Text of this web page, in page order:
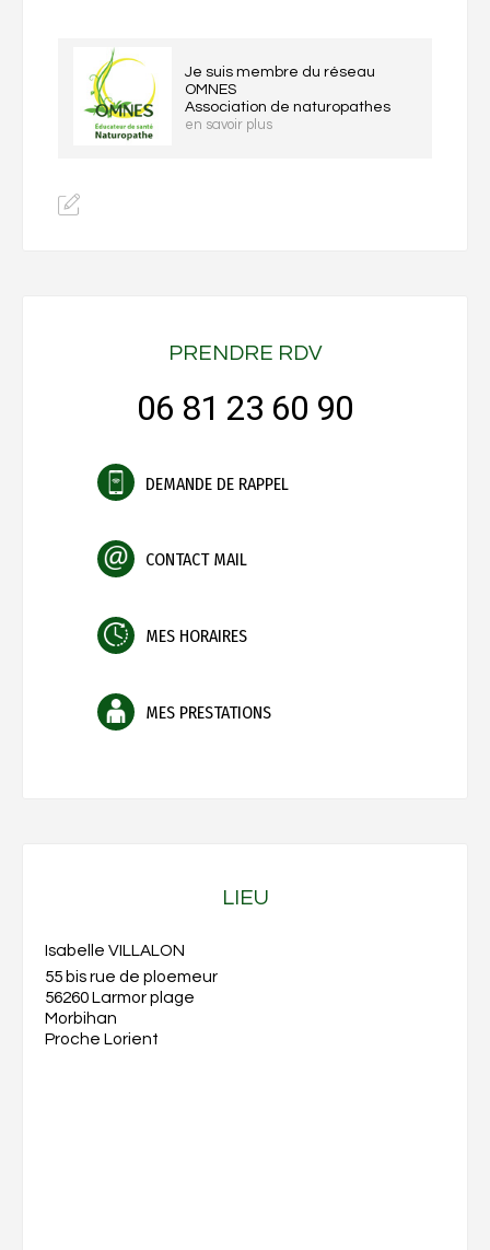
Je suis membre du réseau
OMNES
Association de naturopathes
en savoir plus
PRENDRE RDV
06 81 23 60 90
DEMANDE DE RAPPEL
CONTACT MAIL
MES HORAIRES
MES PRESTATIONS
LIEU
Isabelle VILLALON
55 bis rue de ploemeur
56260 Larmor plage
Morbihan
Proche Lorient